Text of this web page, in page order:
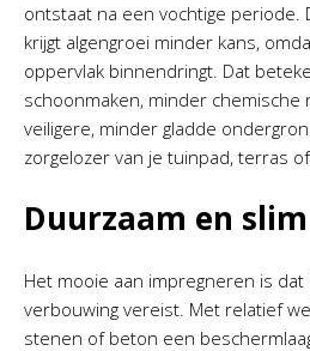
ontstaat na een vochtige periode.
krijgt algengroei minder kans,
oppervlak binnendringt. Dat
schoonmaken, minder chemische
veiligere, minder gladde
zorgelozer van je tuinpad, terras
Duurzaam en
Het mooie aan impregneren is
verbouwing vereist. Met relatief
stenen of beton een